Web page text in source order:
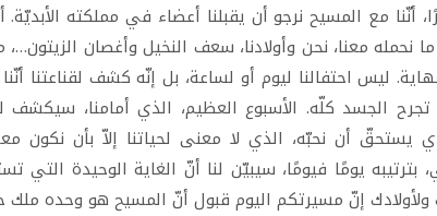
أنّنا مع المسيح نرجو أن يقبلنا أعضاء في مملكته الأبديّة.
نحمله معنا، نحن وأولادنا، سعف النخيل وأغصان الزيتون…،
ليس احتفالنا ليوم أو لساعة، بل إنّه كشف لقناعتنا
تجرح الجسد كلّه. الأسبوع العظيم، الذي أمامنا، سيكشف
أن نحبّه، الذي لا معنى لحياتنا إلاّ بأن نكون
بترتيبه يومًا فيومًا، سيبيّن لنا أنّ الغاية الوحيدة
إنّ مسيرتكم اليوم قبول أنّ المسيح هو وحده ملك